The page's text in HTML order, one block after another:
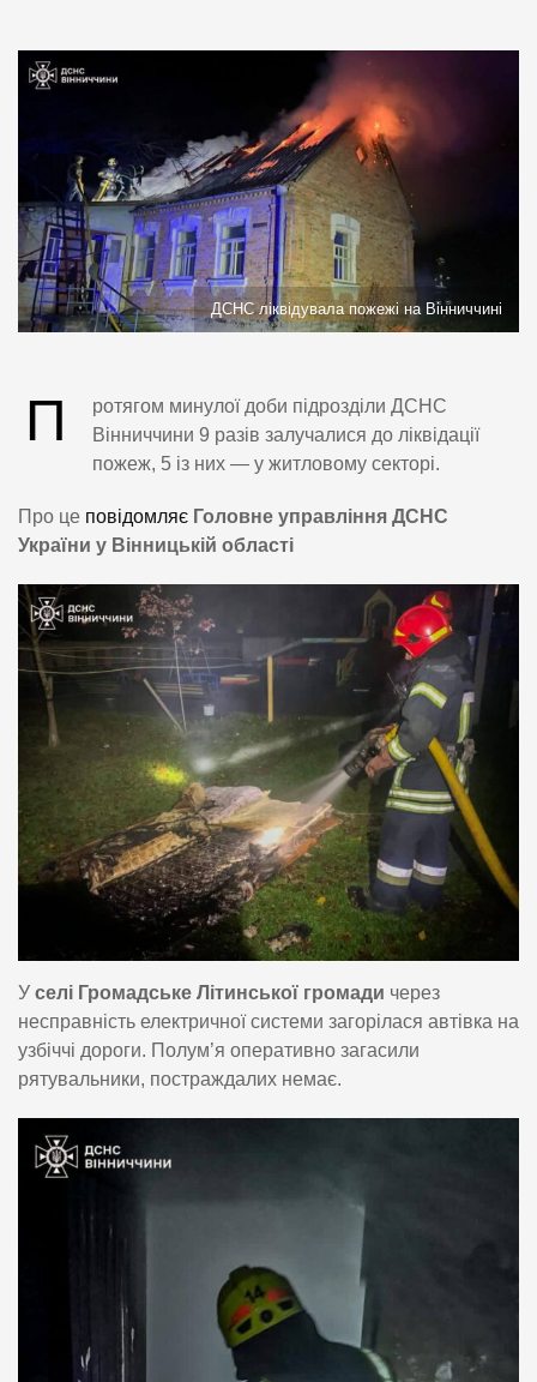
ДСНС ліквідувала пожежі на Вінниччині
П
ротягом минулої доби підрозділи ДСНС
Вінниччини 9 разів залучалися до ліквідації
пожеж, 5 із них — у житловому секторі.
Про це повідомляє Головне управління ДСНС
України у Вінницькій області
У селі Громадське Літинської громади через
несправність електричної системи загорілася автівка на
узбіччі дороги. Полум’я оперативно загасили
рятувальники, постраждалих немає.